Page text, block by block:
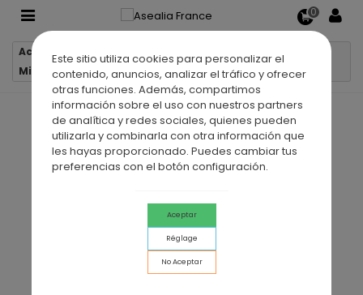
Este sitio utiliza cookies para personalizar el
contenido, anuncios, analizar el tráfico y ofrecer
otras funciones. Además, compartimos
información sobre el uso con nuestros partners
de analítica y redes sociales, quienes pueden
utilizarla y combinarla con otra información que
les hayas proporcionado. Puedes cambiar tus
preferencias con el botón configuración.
Aceptar
Réglage
No Aceptar
0
Accueil
Miroir de salle de bain B-906